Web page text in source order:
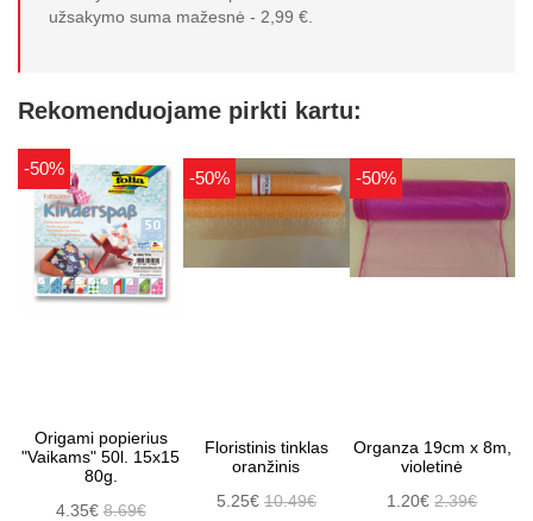
užsakymo suma mažesnė - 2,99 €.
Rekomenduojame pirkti kartu:
-50%
Origami popierius
"Vaikams" 50l. 15x15
80g.
4.35€8.69€
-50%
Floristinis tinklas
oranžinis
5.25€ 10.49€
-50%
Organza 19cm x 8m,
violetinė
1.20€2.39€